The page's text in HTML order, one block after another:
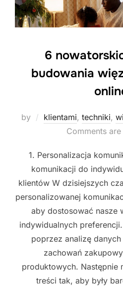
6
budowania
by klientami, techniki,
Comments
1. Personalizacja
komunikacji do
klientów W dzisiejszych
personalizowanej
aby dostosować nasze
indywidualnych
poprzez analizę
zachowań
produktowych. Następnie
treści tak, aby były